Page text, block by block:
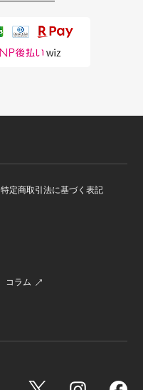
特定商取引法に基づく表記
コラム